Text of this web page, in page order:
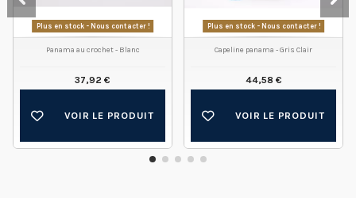
Plus en stock - Nous contacter !
Panama au crochet - Blanc
37,92 €
VOIR LE PRODUIT
Plus en stock - Nous contacter !
Capeline panama - Gris Clair
44,58 €
VOIR LE PRODUIT